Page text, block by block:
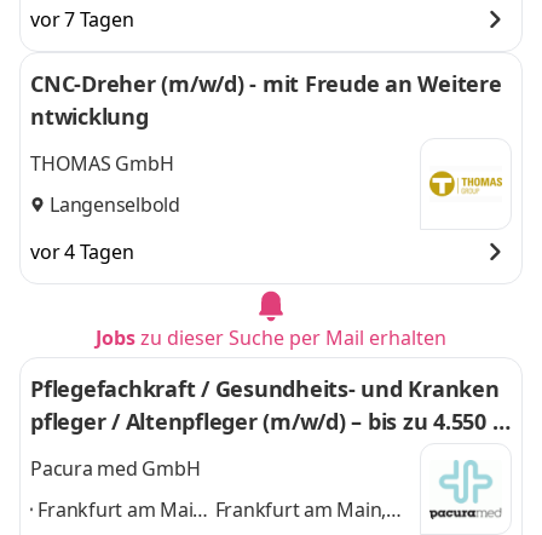
vor 7 Tagen
CNC-Dreher (m/w/d) - mit Freude an Weitere
ntwicklung
THOMAS GmbH
Langenselbold
vor 4 Tagen
Jobszu dieser Suche per Mail erhalten
Pflegefachkraft / Gesundheits- und Kranken
pfleger / Altenpfleger (m/w/d) – bis zu 4.550 €
+ Zulagen
Pacura med GmbH
Frankfurt am Main, Frankfurt am Main,